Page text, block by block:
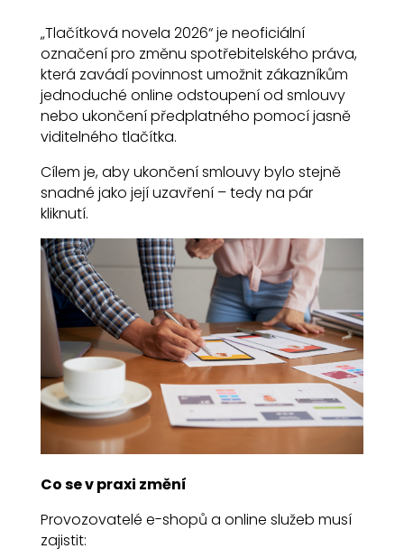
„Tlačítková novela 2026“ je neoficiální
označení pro změnu spotřebitelského práva,
která zavádí povinnost umožnit zákazníkům
jednoduché online odstoupení od smlouvy
nebo ukončení předplatného pomocí jasně
viditelného tlačítka.
Cílem je, aby ukončení smlouvy bylo stejně
snadné jako její uzavření – tedy na pár
kliknutí.
Co se v praxi změní
Provozovatelé e-shopů a online služeb musí
zajistit: